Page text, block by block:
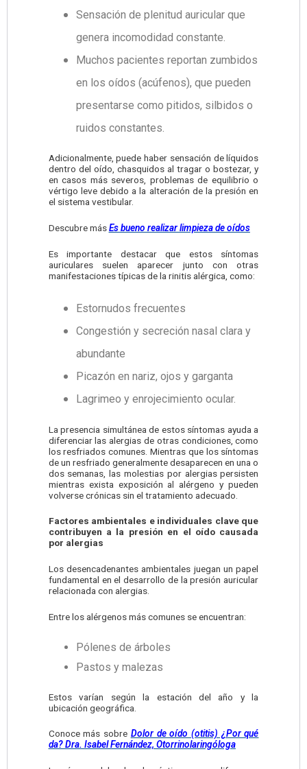
Sensación de plenitud auricular que
genera incomodidad constante.
Muchos pacientes reportan zumbidos
en los oídos (acúfenos), que pueden
presentarse como pitidos, silbidos o
ruidos constantes.
Adicionalmente, puede haber sensación de líquidos
dentro del oído, chasquidos al tragar o bostezar, y
en casos más severos, problemas de equilibrio o
vértigo leve debido a la alteración de la presión en
el sistema vestibular.
Descubre másEs bueno realizar limpieza de oídos
Es importante destacar que estos síntomas
auriculares suelen aparecer junto con otras
manifestaciones típicas de la rinitis alérgica, como:
Estornudos frecuentes
Congestión y secreción nasal clara y
abundante
Picazón en nariz, ojos y garganta
Lagrimeo y enrojecimiento ocular.
La presencia simultánea de estos síntomas ayuda a
diferenciar las alergias de otras condiciones, como
los resfriados comunes. Mientras que los síntomas
de un resfriado generalmente desaparecen en una o
dos semanas, las molestias por alergias persisten
mientras exista exposición al alérgeno y pueden
volverse crónicas sin el tratamiento adecuado.
Factores ambientales e individuales clave que
contribuyen a la presión en el oído causada
por alergias
Los desencadenantes ambientales juegan un papel
fundamental en el desarrollo de la presión auricular
relacionada con alergias.
Entre los alérgenos más comunes se encuentran:
Pólenes de árboles
Pastos y malezas
Estos varían según la estación del año y la
ubicación geográfica.
Conoce más sobre Dolor de oído (otitis) ¿Por qué
da? Dra. Isabel Fernández, Otorrinolaringóloga